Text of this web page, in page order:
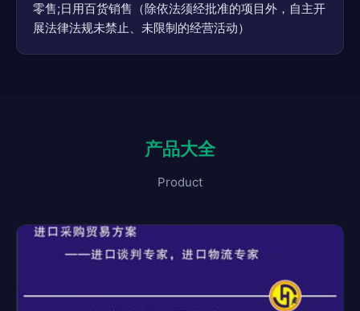
零售;日用百货销售（除依法须经批准的项目外，自主开
展法律法规未禁止、未限制的经营活动）
产品大全
Product